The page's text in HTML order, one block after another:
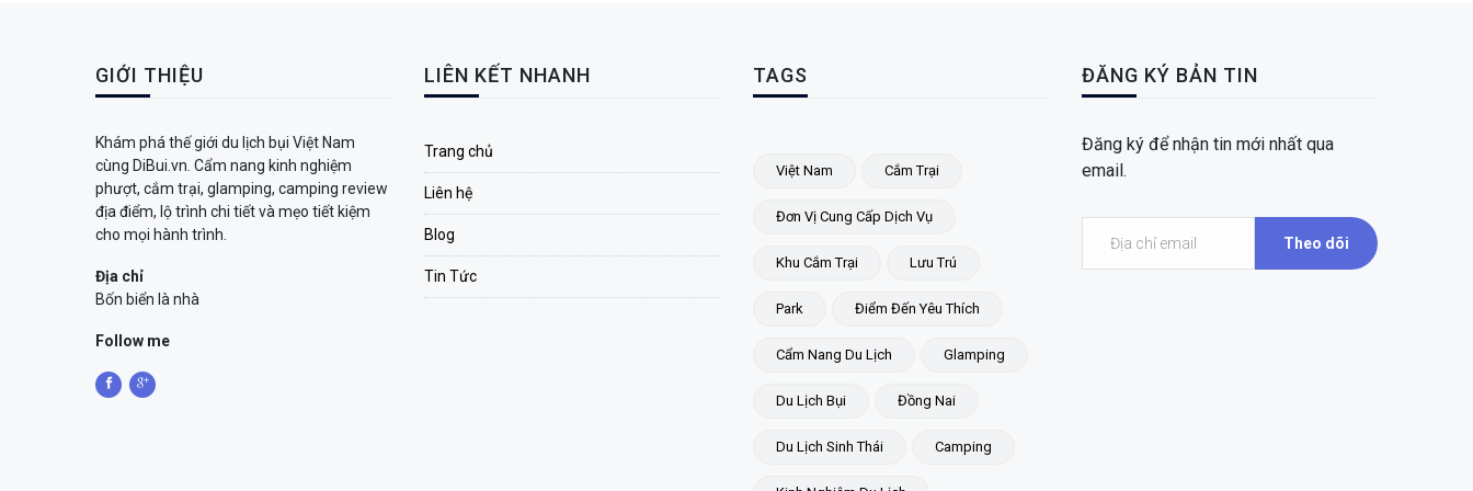
GIỚI THIỆU
Khám phá thế giới du lịch bụi Việt Nam
cùng DiBui.vn. Cẩm nang kinh nghiệm
phượt, cắm trại, glamping, camping review
địa điểm, lộ trình chi tiết và mẹo tiết kiệm
cho mọi hành trình.
Địa chỉ
Bốn biển là nhà
Follow me
LIÊN KẾT NHANH
Trang chủ
Liên hệ
Blog
Tin Tức
TAGS
Việt Nam Cắm Trại
Đơn Vị Cung Cấp Dịch Vụ
Khu Cắm Trại Lưu Trú
Park Điểm Đến Yêu Thích
Cẩm Nang Du Lịch Glamping
Du Lịch Bụi Đồng Nai
Du Lịch Sinh Thái Camping
ĐĂNG KÝ BẢN TIN
Đăng ký để nhận tin mới nhất qua
email.
Theo dõi